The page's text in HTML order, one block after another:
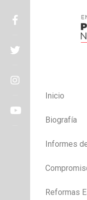
content
Inicio
Biografía
Informes
Reformas